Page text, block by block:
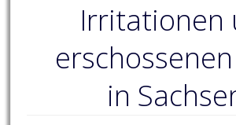
Irritationen
in